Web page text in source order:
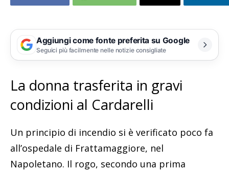
Aggiungi come fonte preferita su Google
Seguici più facilmente nelle notizie consigliate
La donna trasferita in gravi
condizioni al Cardarelli
Un principio di incendio si è verificato poco fa
all’ospedale di Frattamaggiore, nel
Napoletano. Il rogo, secondo una prima